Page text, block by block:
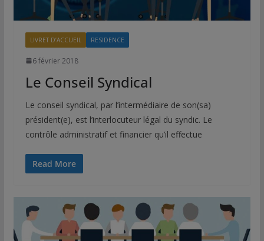
LIVRET D’ACCUEIL RESIDENCE
6 février 2018
Le Conseil Syndical
Le conseil syndical, par l’intermédiaire de son(sa)
président(e), est l’interlocuteur légal du syndic. Le
contrôle administratif et financier qu’il effectue
Read More